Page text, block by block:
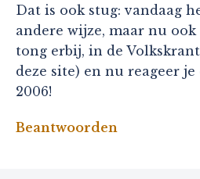
Dat is ook stug: vandaag
andere wijze, maar nu
tong erbij, in de
deze site) en nu reageer
2006!
Beantwoorden